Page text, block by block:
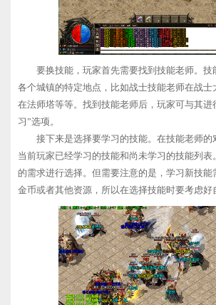
要换技能，玩家首先需要找到技能老师。技
各个城镇的特定地点，比如战士技能老师在战士
在法师塔等等。找到技能老师后，玩家可与其进
习”选项。
接下来是选择要学习的技能。在技能老师的
当前玩家已经学习的技能和尚未学习的技能列表
的需求进行选择。但需要注意的是，学习新技能
金币或者其他资源，所以在选择技能时要考虑好